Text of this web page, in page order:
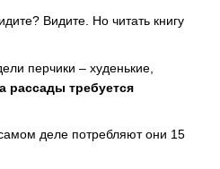
Видите. Но читать книгу
перчики – худенькие,
рассады требуется
деле потребляют они 15